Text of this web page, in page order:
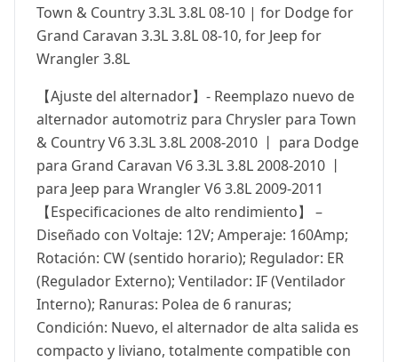
Town & Country 3.3L 3.8L 08-10 | for Dodge for
Grand Caravan 3.3L 3.8L 08-10, for Jeep for
Wrangler 3.8L
【Ajuste del alternador】- Reemplazo nuevo de
alternador automotriz para Chrysler para Town
& Country V6 3.3L 3.8L 2008-2010 丨 para Dodge
para Grand Caravan V6 3.3L 3.8L 2008-2010 丨
para Jeep para Wrangler V6 3.8L 2009-2011
【Especificaciones de alto rendimiento】 –
Diseñado con Voltaje: 12V; Amperaje: 160Amp;
Rotación: CW (sentido horario); Regulador: ER
(Regulador Externo); Ventilador: IF (Ventilador
Interno); Ranuras: Polea de 6 ranuras;
Condición: Nuevo, el alternador de alta salida es
compacto y liviano, totalmente compatible con